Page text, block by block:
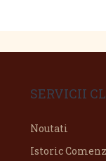
SERVICII
Noutati
Istoric